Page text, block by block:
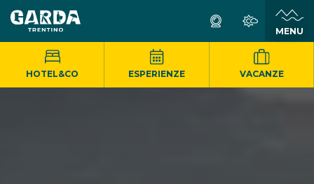
MENU
HOTEL&CO ESPERIENZE VACANZE